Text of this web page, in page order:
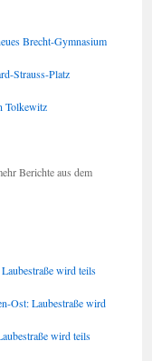
Brecht-Gymnasium
Strauss-Platz
Tolkewitz
Berichte aus dem
wird teils
Ost: Laubestraße wird
wird teils